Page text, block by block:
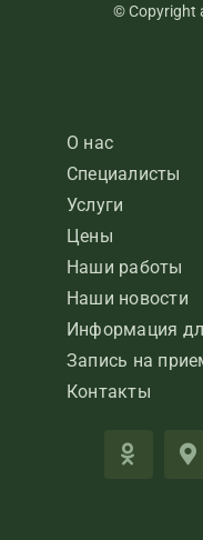
© Copyright
О нас
Специалисты
Услуги
Цены
Наши работы
Наши новости
Информация
Запись на
Контакты